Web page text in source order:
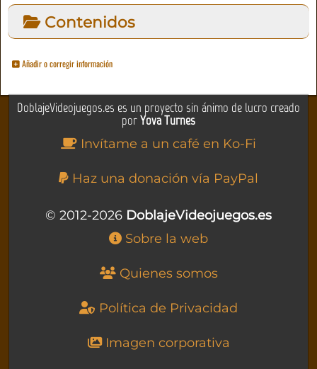
Contenidos
Añadir o corregir información
DoblajeVideojuegos.es es un proyecto sin ánimo de lucro creado
porYova Turnes
Invítame a un café en Ko-Fi
Haz una donación vía PayPal
© 2012-2026 DoblajeVideojuegos.es
Sobre la web
Quienes somos
Política de Privacidad
Imagen corporativa